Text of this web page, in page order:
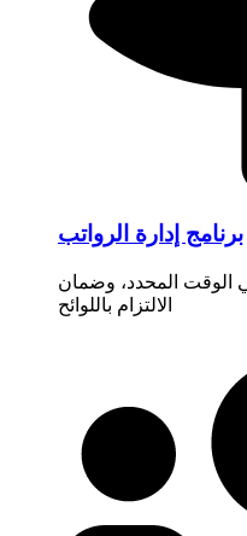
برنامج إدارة الرواتب
الوقت المحدد، وضمان
الالتزام باللوائح